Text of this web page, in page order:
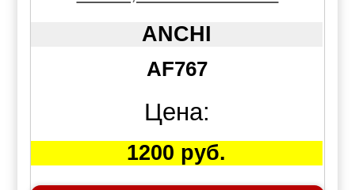
ANCHI
AF767
Цена:
1200 руб.